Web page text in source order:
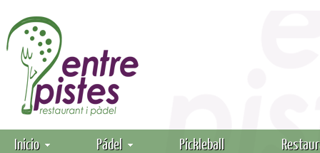
Inicio Pádel Pickleball